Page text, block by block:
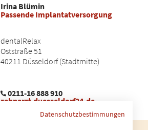
Irina Blümin
Passende Implantatversorgung
dentalRelax
Oststraße 51
40211 Düsseldorf (Stadtmitte)
0211-16 888 910
zahnarzt-duesseldorf24.de
Datenschutzbestimmungen